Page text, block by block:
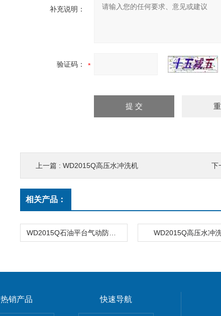
补充说明：
验证码：
上一篇 : WD2015Q高压水冲洗机 下
相关产品：
WD2015Q高压水冲
热销产品 快速导航